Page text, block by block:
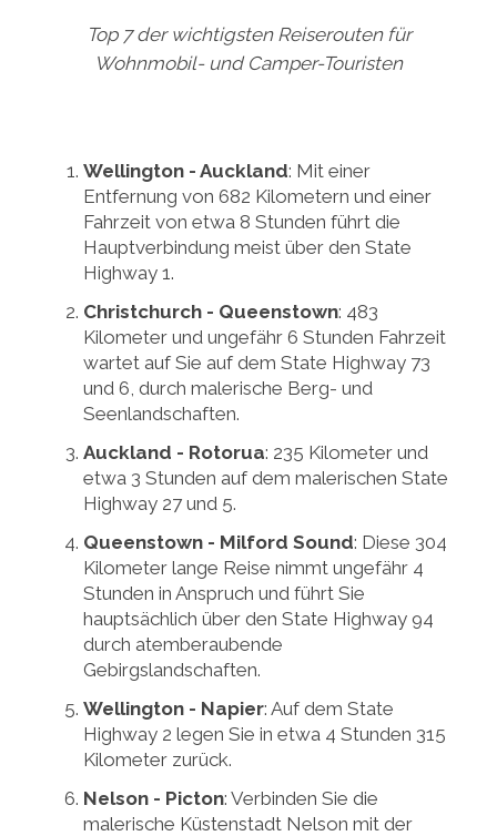
Top 7 der wichtigsten Reiserouten für
Wohnmobil- und Camper-Touristen
Wellington - Auckland: Mit einer
Entfernung von 682 Kilometern und einer
Fahrzeit von etwa 8 Stunden führt die
Hauptverbindung meist über den State
Highway 1.
Christchurch - Queenstown: 483
Kilometer und ungefähr 6 Stunden Fahrzeit
wartet auf Sie auf dem State Highway 73
und 6, durch malerische Berg- und
Seenlandschaften.
Auckland - Rotorua: 235 Kilometer und
etwa 3 Stunden auf dem malerischen State
Highway 27 und 5.
Queenstown - Milford Sound: Diese 304
Kilometer lange Reise nimmt ungefähr 4
Stunden in Anspruch und führt Sie
hauptsächlich über den State Highway 94
durch atemberaubende
Gebirgslandschaften.
Wellington - Napier: Auf dem State
Highway 2 legen Sie in etwa 4 Stunden 315
Kilometer zurück.
Nelson - Picton: Verbinden Sie die
malerische Küstenstadt Nelson mit der